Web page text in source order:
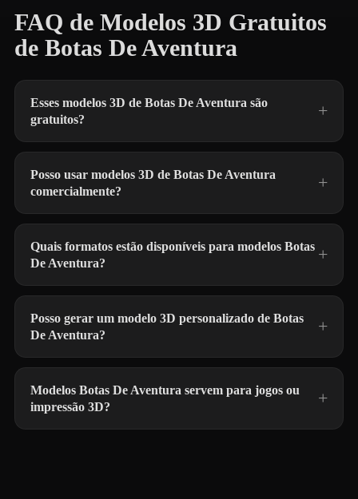
FAQ de Modelos 3D Gratuitos
de Botas De Aventura
Esses modelos 3D de Botas De Aventura são
gratuitos?
Posso usar modelos 3D de Botas De Aventura
comercialmente?
Quais formatos estão disponíveis para modelos Botas
De Aventura?
Posso gerar um modelo 3D personalizado de Botas
De Aventura?
Modelos Botas De Aventura servem para jogos ou
impressão 3D?